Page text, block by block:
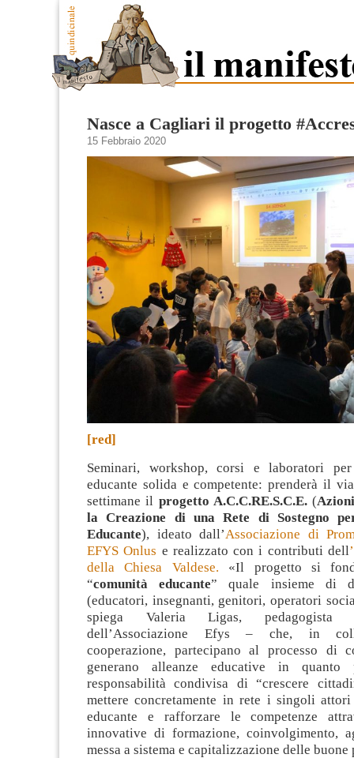
Nasce a Cagliari il progetto
15 Febbraio 2020
[red]
Seminari, workshop, corsi e laboratori
educante solida e competente: prenderà il
settimane il progetto A.C.C.RE.S.C.E. (
la Creazione di una Rete di Sostegno
Educante), ideato dall’Associazione di
EFYS Onlus e realizzato con i contributi dell
della Chiesa Valdese. «Il progetto si
“comunità educante” quale insieme di
(educatori, insegnanti, genitori, operatori
spiega Valeria Ligas, pedagogista
dell’Associazione Efys – che, in
cooperazione, partecipano al processo di
generano alleanze educative in quanto
responsabilità condivisa di “crescere
mettere concretamente in rete i singoli
educante e rafforzare le competenze
innovative di formazione, coinvolgimento,
messa a sistema e capitalizzazione delle buone